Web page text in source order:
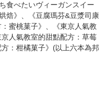
食べたいヴィーガンスイー
焙》、《豆腐瑪芬&豆漿司康
蜜桃菓子》、《東京人氣教
人氣教室的甜點配方：草莓
：柑橘菓子》(以上六本為邦